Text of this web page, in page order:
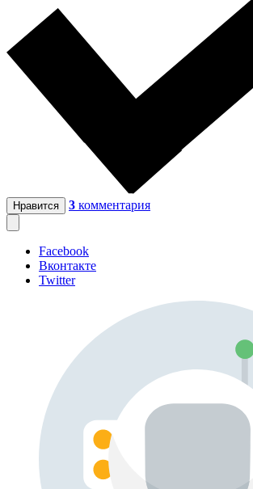
Нравится 3 комментария
Facebook
Вконтакте
Twitter